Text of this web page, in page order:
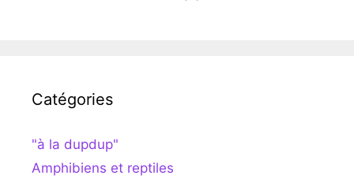
Catégories
"à la dupdup"
Amphibiens et reptiles